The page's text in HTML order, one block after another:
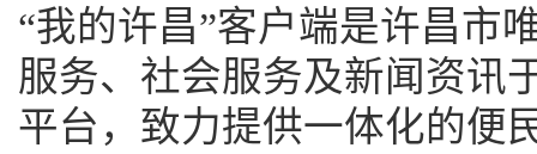
“我的许昌”客户端是许昌市
服务、社会服务及新闻资讯
平台，致力提供一体化的便